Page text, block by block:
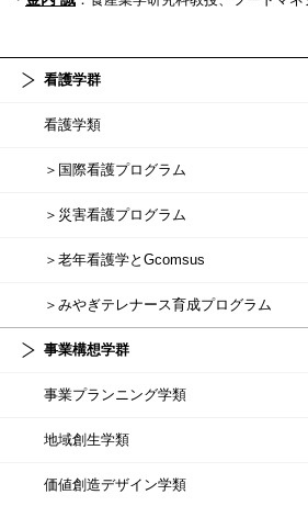
看護学群
看護学類
＞国際看護プログラム
＞災害看護プログラム
＞老年看護学とGcomsus
＞みやぎテレナース育成プログラム
事業構想学群
事業プランニング学類
地域創生学類
価値創造デザイン学類